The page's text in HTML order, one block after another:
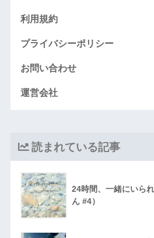
利用規約
プライバシーポリシー
お問い合わせ
運営会社
読まれている記事
24時間、一緒にいら
ん #4）